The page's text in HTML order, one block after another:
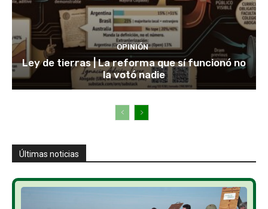
OPINIÓN
Ley de tierras | La reforma que sí funcionó no
la votó nadie
Últimas noticias